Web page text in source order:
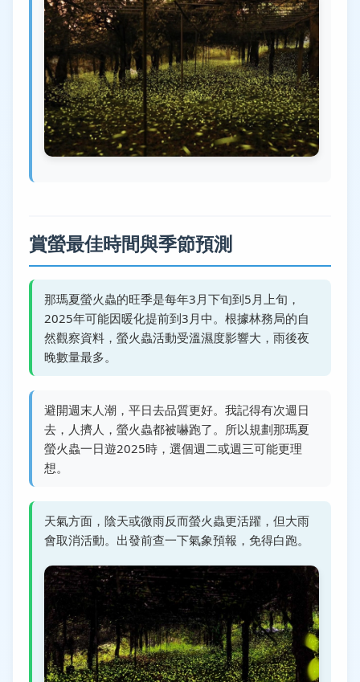
賞螢最佳時間與季節預測
那瑪夏螢火蟲的旺季是每年3月下旬到5月上旬，
2025年可能因暖化提前到3月中。根據林務局的自
然觀察資料，螢火蟲活動受溫濕度影響大，雨後夜
晚數量最多。
避開週末人潮，平日去品質更好。我記得有次週日
去，人擠人，螢火蟲都被嚇跑了。所以規劃那瑪夏
螢火蟲一日遊2025時，選個週二或週三可能更理
想。
天氣方面，陰天或微雨反而螢火蟲更活躍，但大雨
會取消活動。出發前查一下氣象預報，免得白跑。